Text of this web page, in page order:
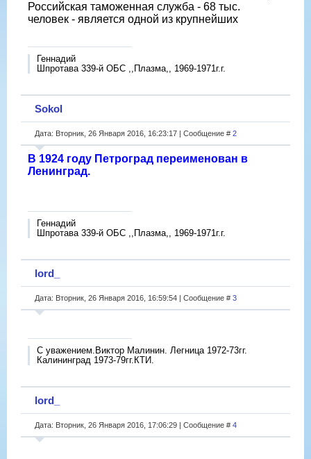
Российская таможенная служба - 68 тыс.
человек - является одной из крупнейших
Геннадий
Шпротава 339-й ОБС ,,Плазма,, 1969-1971г.г.
Sokol
Дата: Вторник, 26 Января 2016, 16:23:17 | Сообщение # 2
В 1924 году Петроград переименован в
Ленинград.
Геннадий
Шпротава 339-й ОБС ,,Плазма,, 1969-1971г.г.
lord_
Дата: Вторник, 26 Января 2016, 16:59:54 | Сообщение # 3
С уважением.Виктор Малинин. Легница 1972-73гг.
Калининград 1973-79гг.КТИ.
lord_
Дата: Вторник, 26 Января 2016, 17:06:29 | Сообщение # 4